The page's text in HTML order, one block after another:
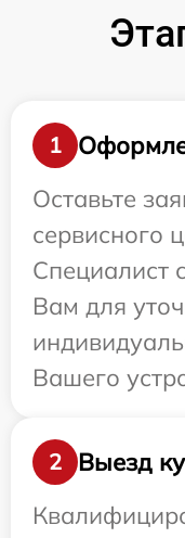
1
Оставьте
сервисного
Специалист
Вам для
Вашего
2
Выезд